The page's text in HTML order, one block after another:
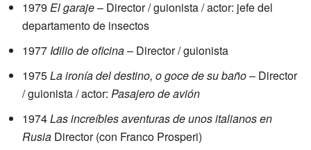
1979 El garaje– Director / guionista / actor: jefe del
departamento de insectos
1977 Idilio de oficina– Director / guionista
1975La ironía del destino, o goce de su baño– Director
/ guionista / actor: Pasajero de avión
1974Las increíbles aventuras de unos italianos en
Rusia Director (con Franco Prosperi)